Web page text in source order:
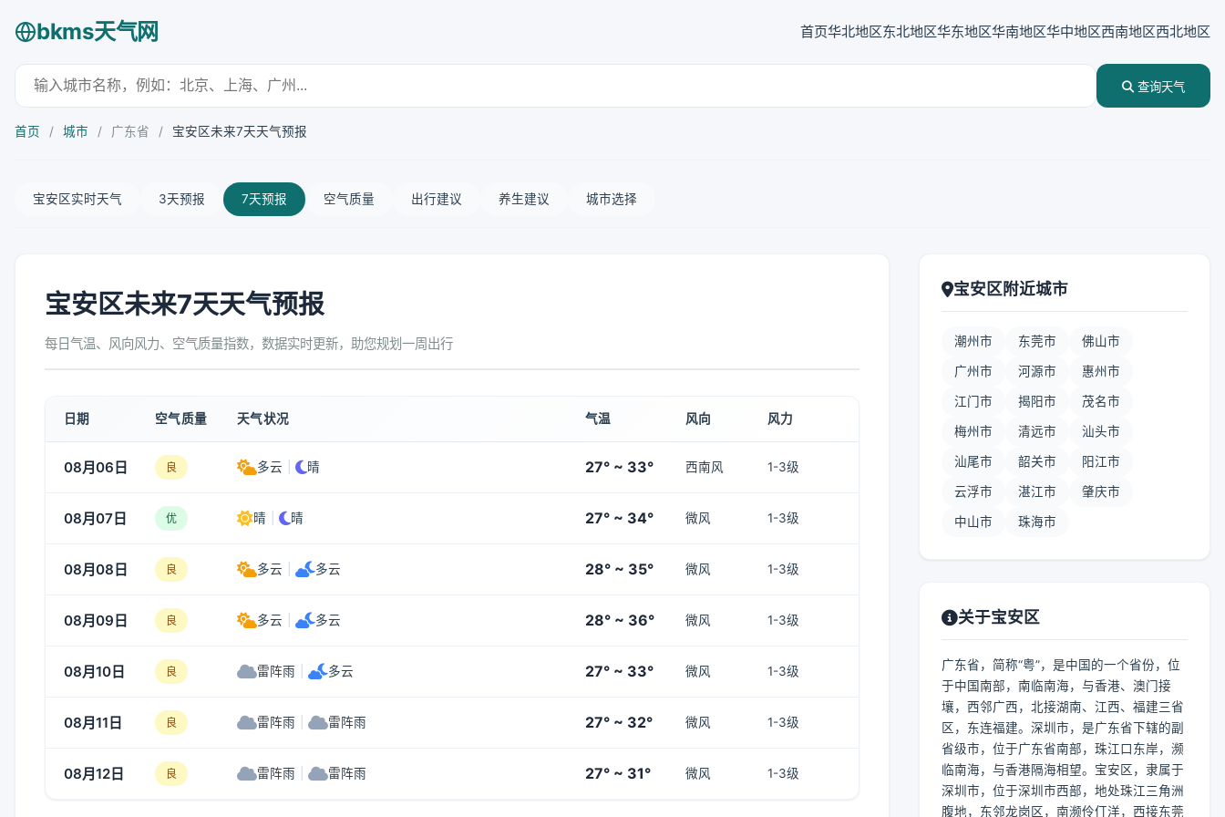
bkms天气网 首页华北地区东北地区华东地区华南地区华中地区西南地区西北地区
查询天气
首页 / 城市 / 广东省 / 宝安区未来7天天气预报
宝安区实时天气 3天预报 7天预报 空气质量 出行建议 养生建议 城市选择
宝安区未来7天天气预报
每日气温、风向风力、空气质量指数，数据实时更新，助您规划一周出行
日期 空气质量 天气状况 气温 风向 风力
08月06日 良 多云 晴 27° ~ 33° 西南风 1-3级
08月07日 优 晴 晴 27° ~ 34° 微风 1-3级
08月08日 良 多云 多云 28° ~ 35° 微风 1-3级
08月09日 良 多云 多云 28° ~ 36° 微风 1-3级
08月10日 良 雷阵雨 多云 27° ~ 33° 微风 1-3级
08月11日 良 雷阵雨 雷阵雨 27° ~ 32° 微风 1-3级
08月12日 良 雷阵雨 雷阵雨 27° ~ 31° 微风 1-3级
宝安区附近城市
潮州市 东莞市 佛山市
广州市 河源市 惠州市
江门市 揭阳市 茂名市
梅州市 清远市 汕头市
汕尾市 韶关市 阳江市
云浮市 湛江市 肇庆市
中山市 珠海市
关于宝安区
广东省，简称“粤”，是中国的一个省份，位
于中国南部，南临南海，与香港、澳门接
壤，西邻广西，北接湖南、江西、福建三省
区，东连福建。深圳市，是广东省下辖的副
省级市，位于广东省南部，珠江口东岸，濒
临南海，与香港隔海相望。宝安区，隶属于
深圳市，位于深圳市西部，地处珠江三角洲
腹地，东邻龙岗区，南濒伶仃洋，西接东莞